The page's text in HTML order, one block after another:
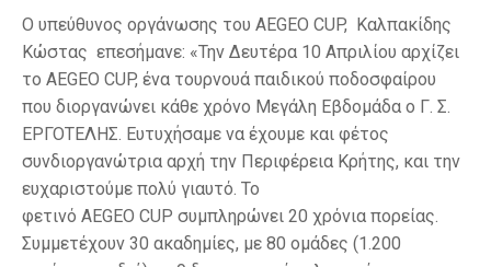
Ο υπεύθυνος οργάνωσης του AEGEO CUP, Καλπακίδης
Κώστας επεσήμανε: «Την Δευτέρα 10 Απριλίου αρχίζει
το AEGEO CUP, ένα τουρνουά παιδικού ποδοσφαίρου
που διοργανώνει κάθε χρόνο Μεγάλη Εβδομάδα ο Γ. Σ.
ΕΡΓΟΤΕΛΗΣ. Ευτυχήσαμε να έχουμε και φέτος
συνδιοργανώτρια αρχή την Περιφέρεια Κρήτης, και την
ευχαριστούμε πολύ γιαυτό. Το
φετινό AEGEO CUP συμπληρώνει 20 χρόνια πορείας.
Συμμετέχουν 30 ακαδημίες, με 80 ομάδες (1.200